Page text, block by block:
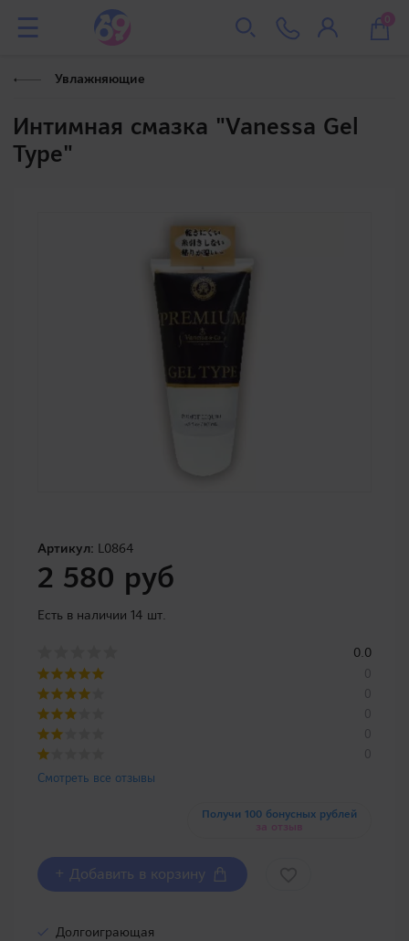
0
Увлажняющие
Интимная смазка "Vanessa Gel
Type"
Артикул: L0864
2 580 руб
Есть в наличии 14 шт.
0.0
0
0
0
0
0
Смотреть все отзывы
Получи 100 бонусных рублей
за отзыв
+ Добавить в корзину
Долгоиграющая